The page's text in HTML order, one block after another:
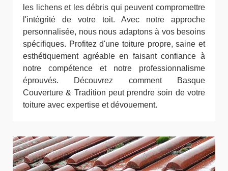
les lichens et les débris qui peuvent compromettre
l'intégrité de votre toit. Avec notre approche
personnalisée, nous nous adaptons à vos besoins
spécifiques. Profitez d'une toiture propre, saine et
esthétiquement agréable en faisant confiance à
notre compétence et notre professionnalisme
éprouvés. Découvrez comment Basque
Couverture & Tradition peut prendre soin de votre
toiture avec expertise et dévouement.